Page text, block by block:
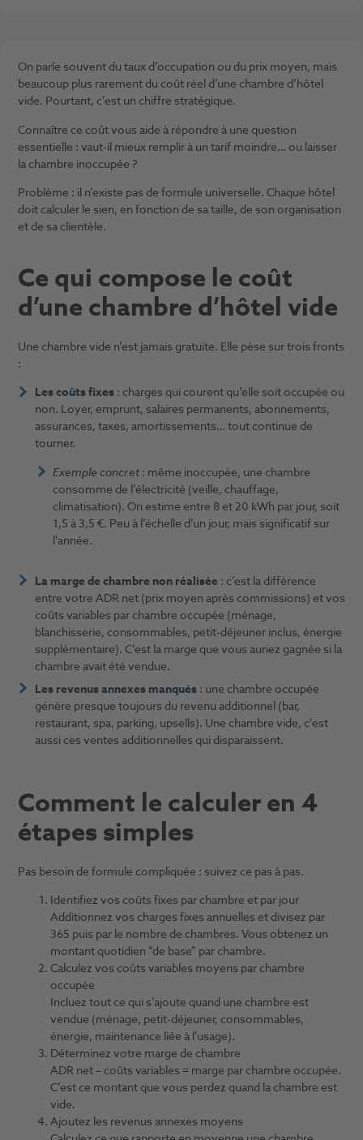
On parle souvent du taux d’occupation ou du prix moyen, mais
beaucoup plus rarement du coût réel d’une chambre d’hôtel
vide. Pourtant, c’est un chiffre stratégique.
Connaître ce coût vous aide à répondre à une question
essentielle : vaut-il mieux remplir à un tarif moindre… ou laisser
la chambre inoccupée ?
Problème : il n’existe pas de formule universelle. Chaque hôtel
doit calculer le sien, en fonction de sa taille, de son organisation
et de sa clientèle.
Ce qui compose le coût
d’une chambre d’hôtel vide
Une chambre vide n’est jamais gratuite. Elle pèse sur trois fronts
:
Les coûts fixes: charges qui courent qu’elle soit occupée ou
non. Loyer, emprunt, salaires permanents, abonnements,
assurances, taxes, amortissements… tout continue de
tourner.
Exemple concret: même inoccupée, une chambre
consomme de l’électricité (veille, chauffage,
climatisation). On estime entre 8 et 20 kWh par jour, soit
1,5 à 3,5 €. Peu à l’échelle d’un jour, mais significatif sur
l’année.
La marge de chambre non réalisée : c’est la différence
entre votre ADR net (prix moyen après commissions) et vos
coûts variables par chambre occupée (ménage,
blanchisserie, consommables, petit-déjeuner inclus, énergie
supplémentaire). C’est la marge que vous auriez gagnée si la
chambre avait été vendue.
Les revenus annexes manqués: une chambre occupée
génère presque toujours du revenu additionnel (bar,
restaurant, spa, parking, upsells). Une chambre vide, c’est
aussi ces ventes additionnelles qui disparaissent.
Comment le calculer en 4
étapes simples
Pas besoin de formule compliquée : suivez ce pas à pas.
Identifiez vos coûts fixes par chambre et par jour
Additionnez vos charges fixes annuelles et divisez par
365 puis par le nombre de chambres. Vous obtenez un
montant quotidien “de base” par chambre.
Calculez vos coûts variables moyens par chambre
occupée
Incluez tout ce qui s’ajoute quand une chambre est
vendue (ménage, petit-déjeuner, consommables,
énergie, maintenance liée à l’usage).
Déterminez votre marge de chambre
ADR net – coûts variables = marge par chambre occupée.
C’est ce montant que vous perdez quand la chambre est
vide.
Ajoutez les revenus annexes moyens